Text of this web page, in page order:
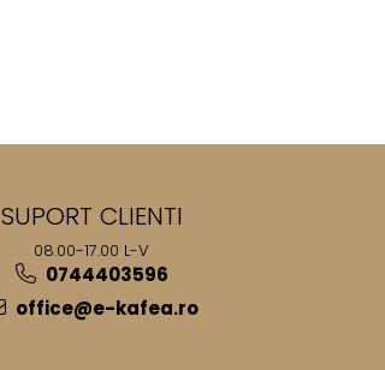
SUPORT CLIENTI
08.00-17.00 L-V
0744403596
office@e-kafea.ro